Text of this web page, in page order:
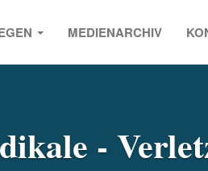
MEDIENARCHIV
-